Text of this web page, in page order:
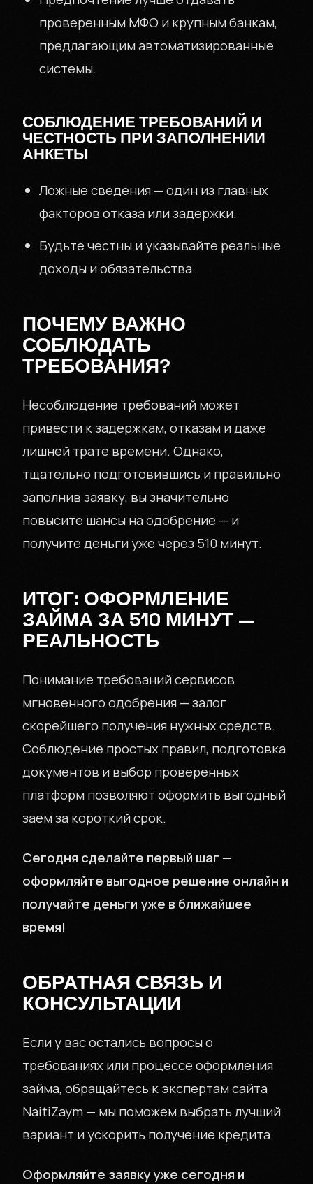
проверенным МФО и крупным банкам,
предлагающим автоматизированные
системы.
СОБЛЮДЕНИЕ ТРЕБОВАНИЙ И
ЧЕСТНОСТЬ ПРИ ЗАПОЛНЕНИИ
АНКЕТЫ
Ложные сведения — один из главных
факторов отказа или задержки.
Будьте честны и указывайте реальные
доходы и обязательства.
ПОЧЕМУ ВАЖНО
СОБЛЮДАТЬ
ТРЕБОВАНИЯ?
Несоблюдение требований может
привести к задержкам, отказам и даже
лишней трате времени. Однако,
тщательно подготовившись и правильно
заполнив заявку, вы значительно
повысите шансы на одобрение — и
получите деньги уже через 510 минут.
ИТОГ: ОФОРМЛЕНИЕ
ЗАЙМА ЗА 510 МИНУТ —
РЕАЛЬНОСТЬ
Понимание требований сервисов
мгновенного одобрения — залог
скорейшего получения нужных средств.
Соблюдение простых правил, подготовка
документов и выбор проверенных
платформ позволяют оформить выгодный
заем за короткий срок.
Сегодня сделайте первый шаг —
оформляйте выгодное решение онлайн и
получайте деньги уже в ближайшее
время!
ОБРАТНАЯ СВЯЗЬ И
КОНСУЛЬТАЦИИ
Если у вас остались вопросы о
требованиях или процессе оформления
займа, обращайтесь к экспертам сайта
NaitiZaym — мы поможем выбрать лучший
вариант и ускорить получение кредита.
Оформляйте заявку уже сегодня и